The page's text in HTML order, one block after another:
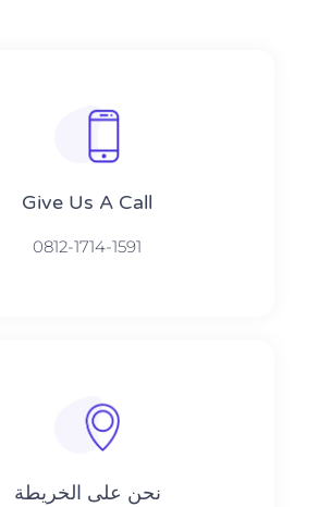
Give Us A Call​​
0812-1714-1591
نحن على الخريطة